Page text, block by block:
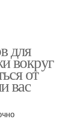
для
вокруг
от
вас